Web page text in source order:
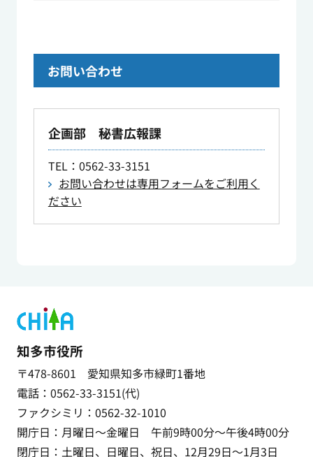
お問い合わせ
企画部 秘書広報課
TEL：0562-33-3151
お問い合わせは専用フォームをご利用く
ださい
知多市役所
〒478-8601 愛知県知多市緑町1番地
電話：0562-33-3151(代)
ファクシミリ：0562-32-1010
開庁日：月曜日～金曜日 午前9時00分～午後4時00分
閉庁日：土曜日、日曜日、祝日、12月29日～1月3日